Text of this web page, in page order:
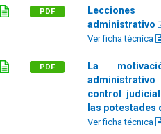
PDF
administrativo
Ver ficha técnica
PDF
La
control
las
Ver ficha técnica